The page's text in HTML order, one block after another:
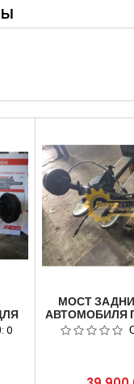
0
МОСТ
АВТОМОБИЛЯ
АВТОМОБИЛЯ
АБС